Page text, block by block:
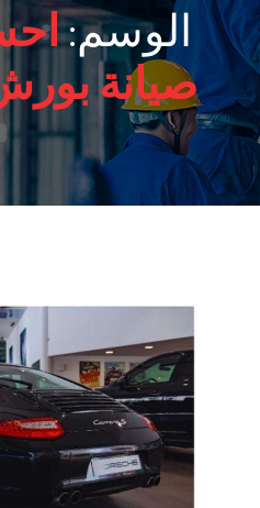
الوسم:
صيانة